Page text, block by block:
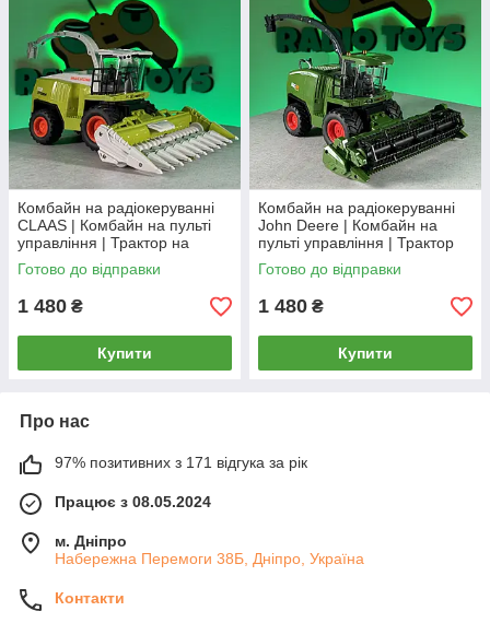
Комбайн на радіокеруванні
CLAAS | Комбайн на пульті
управління | Трактор на
радіоуправлінні
Готово до відправки
1 480 ₴
Купити
Комбайн на радіокеруванні
John Deere | Комбайн на
пульті управління | Трактор
на радіоуправлінні
Готово до відправки
1 480 ₴
Купити
Про нас
97% позитивних з 171 відгука за рік
Працює з 08.05.2024
м. Дніпро
Набережна Перемоги 38Б, Дніпро, Україна
Контакти